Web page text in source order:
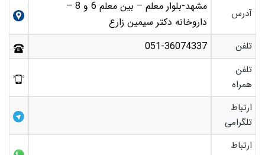
آدرس
مشهد-بلوار معلم – بین معلم 6 و 8 –
داروخانه دکتر سیمین زارع
تلفن 051-36074337
تلفن
همراه
ارتباط
تلگرامی
ارتباط